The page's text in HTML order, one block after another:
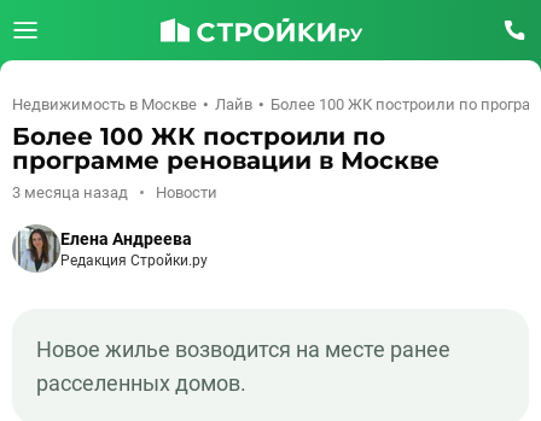
Недвижимость в Москве Лайв Более 100 ЖК построили по
Более 100 ЖК построили по
программе реновации в Москве
3 месяца назад Новости
Елена Андреева
Редакция Стройки.ру
Новое жилье возводится на месте ранее
расселенных домов.